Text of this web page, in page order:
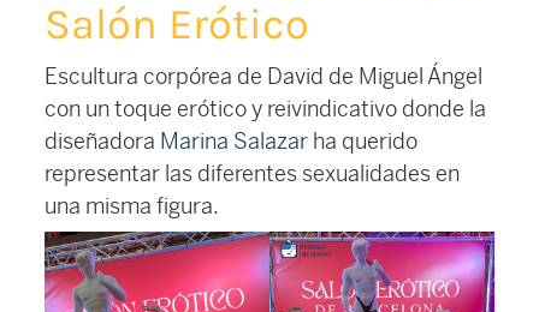
Salón Erótico
Escultura corpórea de David de Miguel Ángel
con un toque erótico y reivindicativo donde la
diseñadora Marina Salazar ha querido
representar las diferentes sexualidades en
una misma figura.